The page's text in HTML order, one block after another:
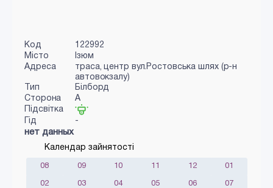
Код
122992
Місто
Ізюм
Адреса
траса, центр вул.Ростовська шлях (р-н
автовокзалу)
Тип
Білборд
Сторона
A
Підсвітка
Гід
-
нет данных
Календар зайнятості
08 09 10 11 12 01
02 03 04 05 06 07